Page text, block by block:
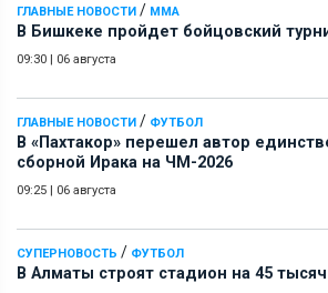
ГЛАВНЫЕ НОВОСТИ / ММА
В Бишкеке пройдет бойцовский
09:30 06 августа
ГЛАВНЫЕ НОВОСТИ / ФУТБОЛ
В «Пахтакор» перешел автор
сборной Ирака на ЧМ-2026
09:25 06 августа
СУПЕРНОВОСТЬ / ФУТБОЛ
В Алматы строят стадион на 45